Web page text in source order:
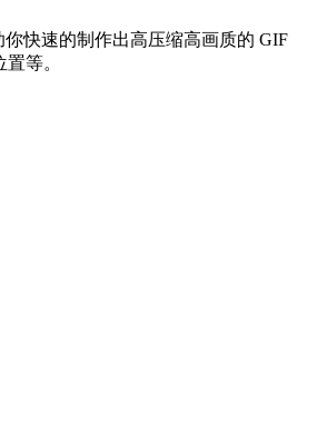
快速的制作出高压缩高画质的 GIF
等。